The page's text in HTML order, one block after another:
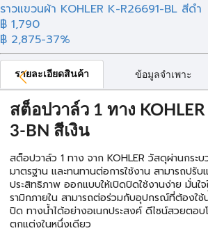
ราวแขวนผ้า KOHLER K-R26691-BL สีดำ
฿ 1,790
฿ 2,875-37%
รายละเอียดสินค้า ข้อมูลจำเพาะ
สต็อปวาล์ว 1 ทาง
3-BN สีเงิน
สต็อปวาล์ว 1 ทาง จาก KOHLER วัสดุผ่านกระ
มาตรฐาน และทนทานต่อการใช้งาน สามารถปรั
ประสิทธิภาพ ออกแบบให้เปิดปิดใช้งานง่าย มั่นใ
รามิกภายใน สามารถต่อร่วมกับอุปกรณ์ที่ต้องใช้
ปิด ทางน้ำได้อย่างอเนกประสงค์ ดีไซน์สวยตอบ
ตกแต่งในหนึ่งเดียว